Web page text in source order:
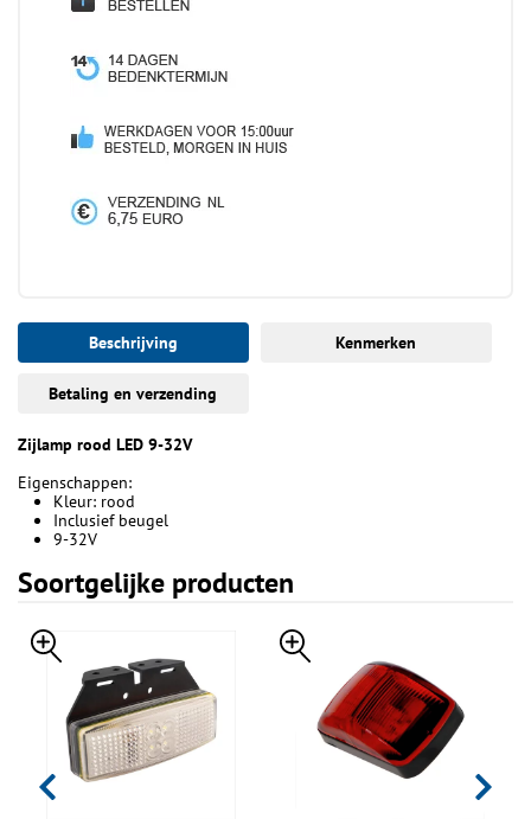
Beschrijving Kenmerken
Betaling en verzending
Zijlamp rood LED 9-32V
Eigenschappen:
Kleur: rood
Inclusief beugel
9-32V
Soortgelijke producten